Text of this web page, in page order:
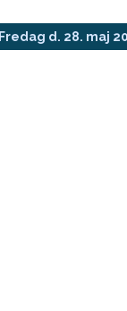
Fredag d. 28. maj